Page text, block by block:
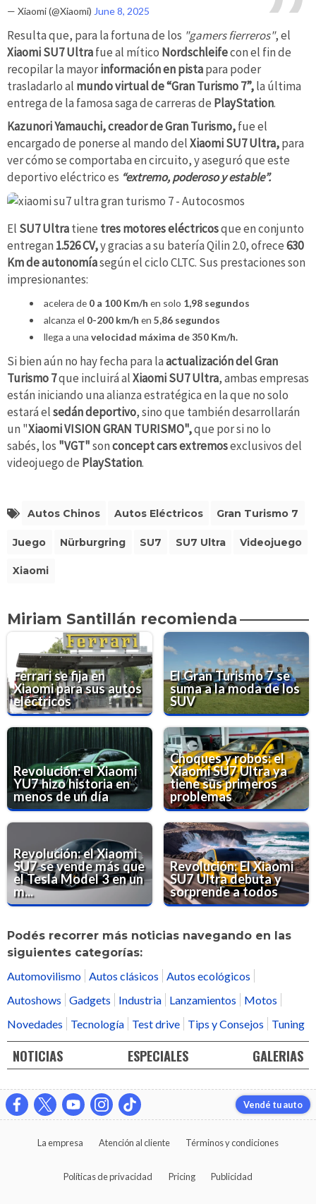
— Xiaomi (@Xiaomi) June 8, 2025
Resulta que, para la fortuna de los "gamers fierreros", el
Xiaomi SU7 Ultrafue al mítico Nordschleifecon el fin de
recopilar la mayorinformación en pistapara poder
trasladarlo al mundo virtual de “Gran Turismo 7”,la última
entrega de la famosa saga de carreras de PlayStation.
KazunoriYamauchi, creador de Gran Turismo,fue el
encargado de ponerse al mando delXiaomi SU7 Ultra,para
ver cómo se comportaba en circuito, y aseguró que este
deportivo eléctrico es “extremo, poderoso y estable”.
El SU7 Ultratiene tres motores eléctricosque en conjunto
entregan 1.526 CV,y gracias a su batería Qilin 2.0, ofrece630
Km de autonomíasegún el ciclo CLTC. Sus prestaciones son
impresionantes:
acelera de0 a 100 Km/h en solo 1,98 segundos
alcanza el 0-200 km/h en 5,86 segundos
llega a una velocidad máxima de 350 Km/h.
Si bien aún no hay fecha para laactualización del Gran
Turismo 7que incluirá alXiaomi SU7 Ultra, ambas empresas
están iniciando una alianza estratégica en la que no solo
estará elsedán deportivo, sino que también desarrollarán
un "Xiaomi VISION GRAN TURISMO",que por si no lo
sabés, los "VGT"sonconceptcars extremosexclusivos del
videojuego de PlayStation.
Autos Chinos Autos Eléctricos Gran Turismo 7
Juego Nürburgring SU7 SU7 Ultra Videojuego
Xiaomi
Miriam Santillán recomienda
Ferrari se fija en
Xiaomi para sus autos
eléctricos
El Gran Turismo 7 se
suma a la moda de los
SUV
Revolución: el Xiaomi
YU7 hizo historia en
menos de un día
Choques y robos: el
Xiaomi SU7 Ultra ya
tiene sus primeros
problemas
Revolución: el Xiaomi
SU7 se vende más que
el Tesla Model 3 en un
m...
Revolución: El Xiaomi
SU7 Ultra debuta y
sorprende a todos
Podés recorrer más noticias navegando en las
siguientes categorías:
Automovilismo Autos clásicos
Autos ecológicos
Autoshows
Gadgets Industria Lanzamientos
Motos
Novedades
Tecnología Test drive Tips y Consejos Tuning
NOTICIAS ESPECIALES GALERIAS
Vendé tu auto
La empresa Atención al cliente Términos y condiciones
Políticas de privacidad Pricing Publicidad